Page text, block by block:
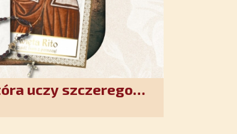
uczy szczerego
wzmocnienie i